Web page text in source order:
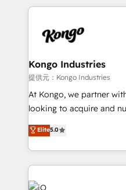
250+ HubSpot experts
business goals. Talk to us if you’re looking to: -
reliable source of truth -
CRM and marketing
system - Accelerate
understands both
Kongo Industries
提供元：Kongo Industries
At Kongo, we partner
looking to acquire and
leads. We use digital
automation and
and, deliver clarity on
Elite5.0